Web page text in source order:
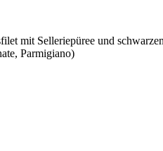
mit Selleriepüree und
Parmigiano)